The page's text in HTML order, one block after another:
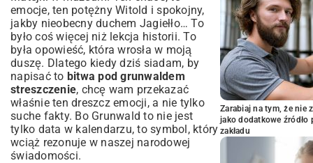
emocje, ten potężny Witold i spokojny,
jakby nieobecny duchem Jagiełło… To
było coś więcej niż lekcja historii. To
była opowieść, która wrosła w moją
duszę. Dlatego kiedy dziś siadam, by
napisać to bitwa pod grunwaldem
streszczenie, chcę wam przekazać
właśnie ten dreszcz emocji, a nie tylko
suche fakty. Bo Grunwald to nie jest
tylko data w kalendarzu, to symbol, który
wciąż rezonuje w naszej narodowej
świadomości.
Zarabiaj na tym, że nie
jako dodatkowe
zakładu